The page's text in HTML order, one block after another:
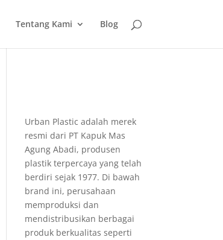
Tentang Kami Blog
Urban Plastic adalah merek
resmi dari PT Kapuk Mas
Agung Abadi, produsen
plastik terpercaya yang telah
berdiri sejak 1977. Di bawah
brand ini, perusahaan
memproduksi dan
mendistribusikan berbagai
produk berkualitas seperti